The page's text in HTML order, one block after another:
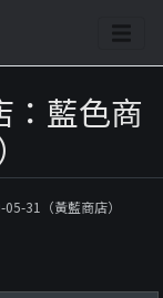
：藍色商
05-31（黃藍商店）